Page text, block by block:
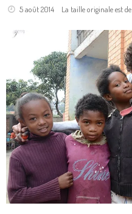
5 août 2014 La taille originale est de